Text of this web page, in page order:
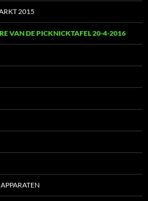
2015
VAN DE PICKNICKTAFEL 20-4-2016